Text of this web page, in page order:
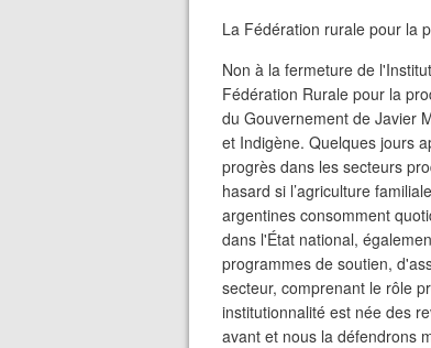
La Fédération rurale pour la
Non à la fermeture de
Fédération Rurale pour la
du Gouvernement de Javier
et Indigène. Quelques jours
progrès dans les secteurs
hasard si l’agriculture
argentines consomment
dans l'État national,
programmes de soutien,
secteur, comprenant le rôle
institutionnalité est née des
avant et nous la défendrons